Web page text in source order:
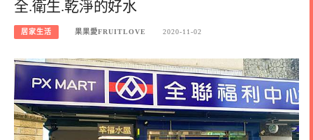
全.衛生.乾淨的好水
居家生活 果果愛FRUITLOVE 2020-11-02